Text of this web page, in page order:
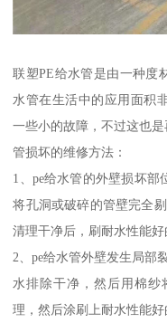
联塑PE给水管是由一种度
水管在生活中的应用面积
一些小的故障，不过这也
管损坏的维修方法：
1、pe给水管的外壁损坏部
将孔洞或破碎的管壁完全
清理干净后，刷耐水性能好
2、pe给水管外壁发生局部
水排除干净，然后用棉
理，然后涂刷上耐水性能